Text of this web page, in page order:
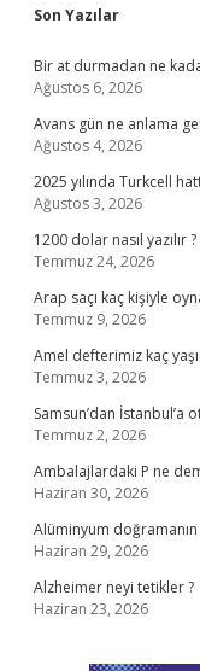
Sidebar
Son Yazılar
Bir at durmadan ne
Ağustos 6, 2026
Avans gün ne anlama
Ağustos 4, 2026
2025 yılında Turkcell
Ağustos 3, 2026
1200 dolar nasıl yazılır ?
Temmuz 24, 2026
Arap saçı kaç kişiyle
Temmuz 9, 2026
Amel defterimiz kaç
Temmuz 3, 2026
Samsun’dan İstanbul’a
Temmuz 2, 2026
Ambalajlardaki P ne
Haziran 30, 2026
Alüminyum
Haziran 29, 2026
Alzheimer neyi tetikler ?
Haziran 23, 2026